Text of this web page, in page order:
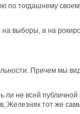
тогдашнему своему
выборы, а на
Причем мы
не всей
тот же